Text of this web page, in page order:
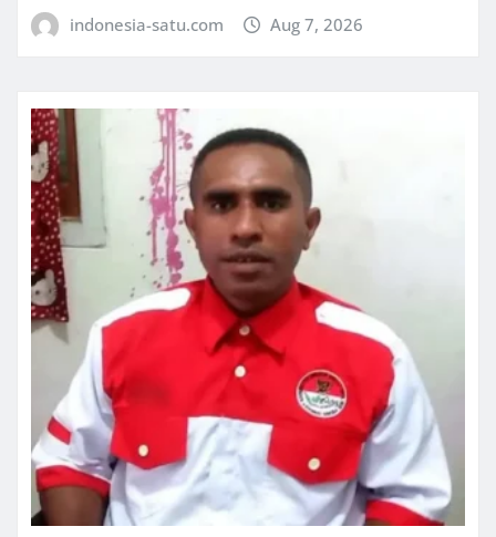
indonesia-satu.com Aug 7, 2026